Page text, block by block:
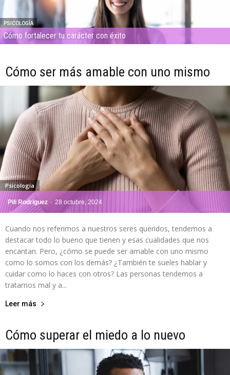
PSICOLOGÍA
Cómo fortalecer tu carácter con éxito
Cómo ser más amable con uno mismo
Pili Rodriguez - 28 octubre, 2024
Psicología
Cuando nos referimos a nuestros seres queridos, tendemos a
destacar todo lo bueno que tienen y esas cualidades que nos
encantan. Pero, ¿cómo se puede ser amable con uno mismo
como lo somos con los demás? ¿También te sueles hablar y
cuidar como lo haces con otros? Las personas tendemos a
tratarnos mal y a...
Leer más
Cómo superar el miedo a lo nuevo